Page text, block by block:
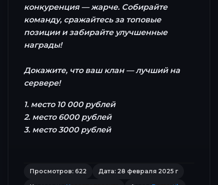
конкуренция — жарче. Собирайте
команду, сражайтесь за топовые
позиции и забирайте улучшенные
награды!
Докажите, что ваш клан — лучший на
сервере!
1. место 10 000 рублей
2. место 6000 рублей
3. место 3000 рублей
Просмотров: 622 Дата: 28 февраля 2025 г